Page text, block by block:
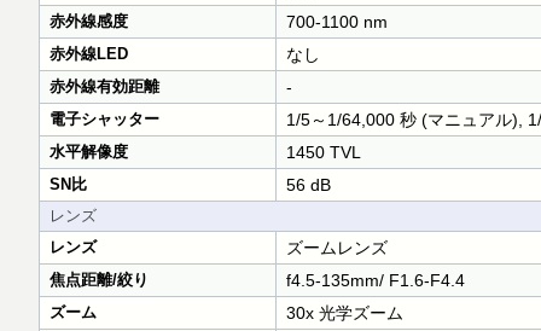
赤外線感度 700-1100 nm
赤外線LED なし
赤外線有効距離 -
電子シャッター 1/5～1/64,000 秒 (マニュアル),
水平解像度 1450 TVL
SN比 56 dB
レンズ
レンズ
ズームレンズ
焦点距離/絞り f4.5-135mm/ F1.6-F4.4
ズーム 30x 光学ズーム